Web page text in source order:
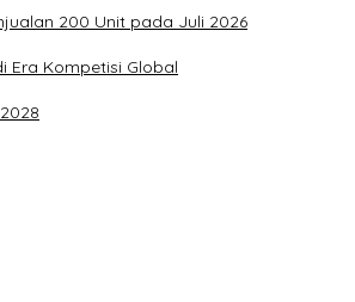
200 Unit pada Juli 2026
Era Kompetisi Global